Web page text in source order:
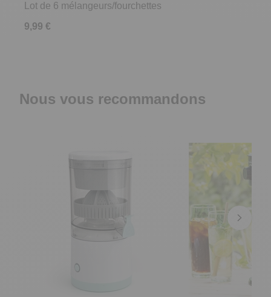
Lot de 6 mélangeurs/fourchettes
9,99 €
Nous vous recommandons